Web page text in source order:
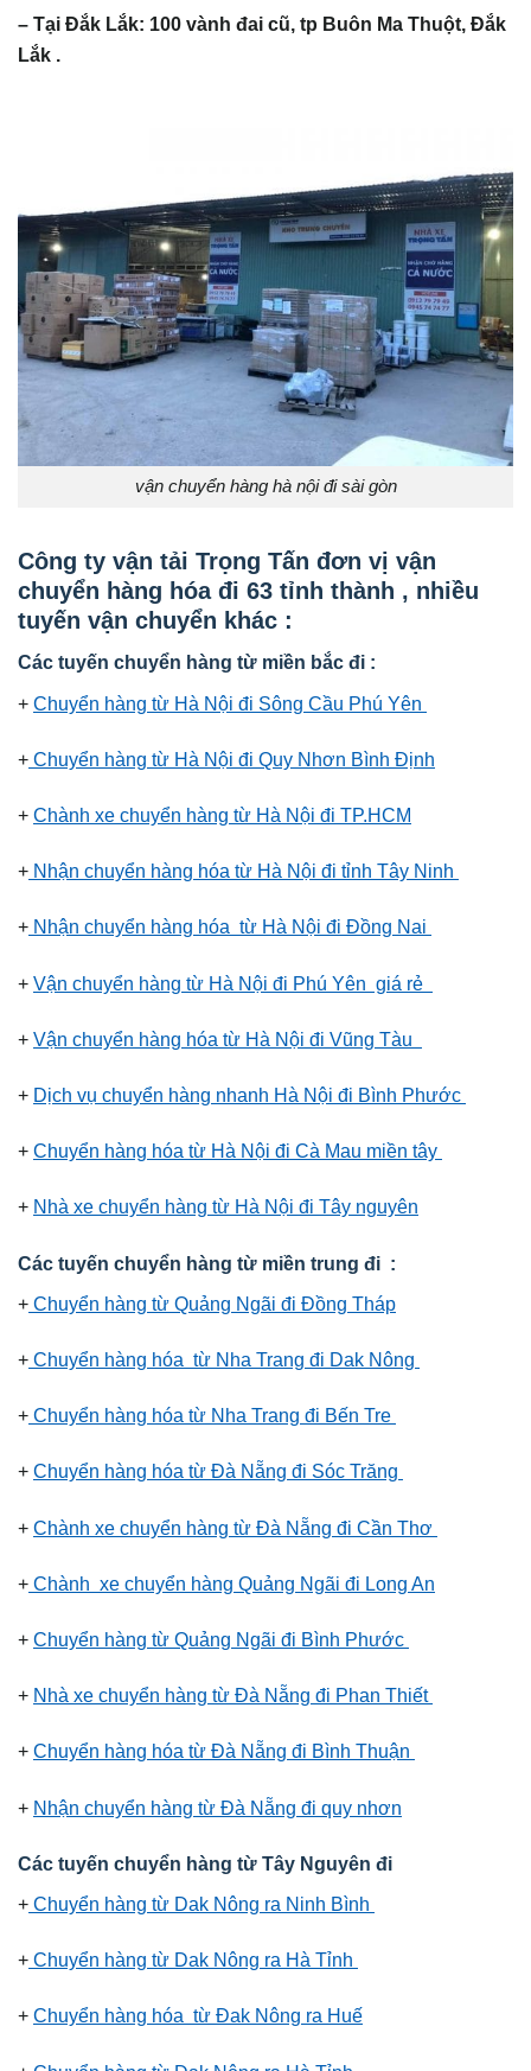
– Tại Đắk Lắk: 100 vành đai cũ, tp Buôn Ma Thuột, Đắk
Lắk .
vận chuyển hàng hà nội đi sài gòn
Công ty vận tải Trọng Tấn đơn vị vận
chuyển hàng hóa đi 63 tỉnh thành , nhiều
tuyến vận chuyển khác :
Các tuyến chuyển hàng từ miền bắc đi :
+ Chuyển hàng từ Hà Nội đi Sông Cầu Phú Yên
+ Chuyển hàng từ Hà Nội đi Quy Nhơn Bình Định
+ Chành xe chuyển hàng từ Hà Nội đi TP.HCM
+ Nhận chuyển hàng hóa từ Hà Nội đi tỉnh Tây Ninh
+ Nhận chuyển hàng hóa từ Hà Nội đi Đồng Nai
+ Vận chuyển hàng từ Hà Nội đi Phú Yên giá rẻ
+ Vận chuyển hàng hóa từ Hà Nội đi Vũng Tàu
+ Dịch vụ chuyển hàng nhanh Hà Nội đi Bình Phước
+ Chuyển hàng hóa từ Hà Nội đi Cà Mau miền tây
+ Nhà xe chuyển hàng từ Hà Nội đi Tây nguyên
Các tuyến chuyển hàng từ miền trung đi :
+ Chuyển hàng từ Quảng Ngãi đi Đồng Tháp
+ Chuyển hàng hóa từ Nha Trang đi Dak Nông
+ Chuyển hàng hóa từ Nha Trang đi Bến Tre
+ Chuyển hàng hóa từ Đà Nẵng đi Sóc Trăng
+ Chành xe chuyển hàng từ Đà Nẵng đi Cần Thơ
+ Chành xe chuyển hàng Quảng Ngãi đi Long An
+ Chuyển hàng từ Quảng Ngãi đi Bình Phước
+ Nhà xe chuyển hàng từ Đà Nẵng đi Phan Thiết
+ Chuyển hàng hóa từ Đà Nẵng đi Bình Thuận
+ Nhận chuyển hàng từ Đà Nẵng đi quy nhơn
Các tuyến chuyển hàng từ Tây Nguyên đi
+ Chuyển hàng từ Dak Nông ra Ninh Bình
+ Chuyển hàng từ Dak Nông ra Hà Tỉnh
+ Chuyển hàng hóa từ Đak Nông ra Huế